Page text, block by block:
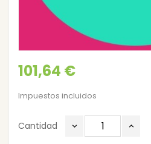
101,64 €
Impuestos incluidos
Cantidad